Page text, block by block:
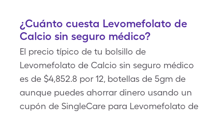
¿Cuánto cuesta Levomefolato de
Calcio sin seguro médico?
El precio típico de tu bolsillo de
Levomefolato de Calcio sin seguro médico
es de $4,852.8 por 12, botellas de 5gm de
aunque puedes ahorrar dinero usando un
cupón de SingleCare para Levomefolato de